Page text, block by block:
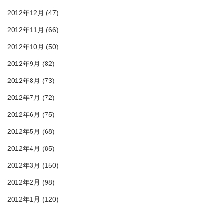
2012年12月 (47)
2012年11月 (66)
2012年10月 (50)
2012年9月 (82)
2012年8月 (73)
2012年7月 (72)
2012年6月 (75)
2012年5月 (68)
2012年4月 (85)
2012年3月 (150)
2012年2月 (98)
2012年1月 (120)